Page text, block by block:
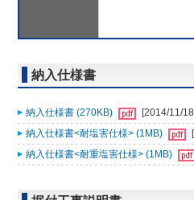
納入仕様書
納入仕様書 (270KB)
[2014/11/
納入仕様書<耐塩害仕様> (1MB)
納入仕様書<耐重塩害仕様> (1MB)